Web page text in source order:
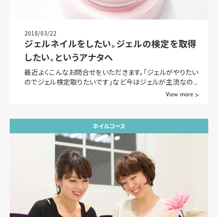
2018/03/22
ジェルネイルをしたい。ジェルの検定を取得
したい。というアナタへ
最近よくこんなお問合せをいただきます。「ジェルがやりたい
のでジェル検定取りたいです」など今はジェルが主流なの...
View more >
ネイルコース